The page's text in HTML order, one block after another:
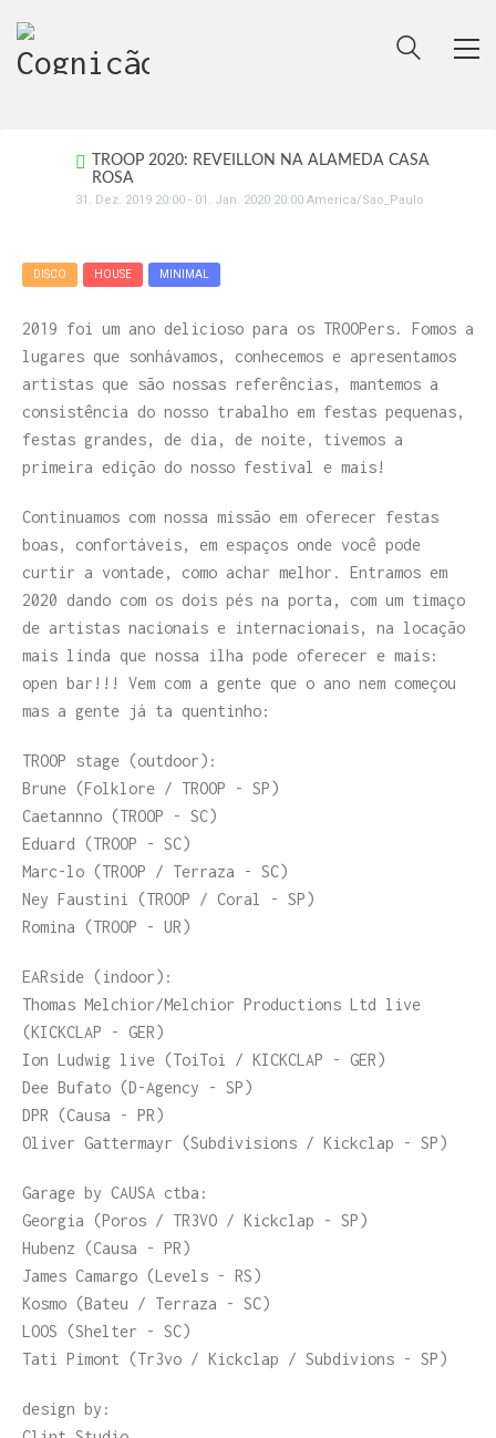
TROOP 2020: REVEILLON NA ALAMEDA CASA
ROSA
31 . Dez. 2019 20:00 - 01 . Jan. 2020 20:00 America/Sao_Paulo
DISCO HOUSE MINIMAL
2019 foi um ano delicioso para os TROOPers. Fomos a
lugares que sonhávamos, conhecemos e apresentamos
artistas que são nossas referências, mantemos a
consistência do nosso trabalho em festas pequenas,
festas grandes, de dia, de noite, tivemos a
primeira edição do nosso festival e mais!
Continuamos com nossa missão em oferecer festas
boas, confortáveis, em espaços onde você pode
curtir a vontade, como achar melhor. Entramos em
2020 dando com os dois pés na porta, com um timaço
de artistas nacionais e internacionais, na locação
mais linda que nossa ilha pode oferecer e mais:
open bar!!! Vem com a gente que o ano nem começou
mas a gente já ta quentinho:
TROOP stage (outdoor):
Brune (Folklore / TROOP - SP)
Caetannno (TROOP - SC)
Eduard (TROOP - SC)
Marc-lo (TROOP / Terraza - SC)
Ney Faustini (TROOP / Coral - SP)
Romina (TROOP - UR)
EARside (indoor):
Thomas Melchior/Melchior Productions Ltd live
(KICKCLAP - GER)
Ion Ludwig live (ToiToi / KICKCLAP - GER)
Dee Bufato (D-Agency - SP)
DPR (Causa - PR)
Oliver Gattermayr (Subdivisions / Kickclap - SP)
Garage by CAUSA ctba:
Georgia (Poros / TR3VO / Kickclap - SP)
Hubenz (Causa - PR)
James Camargo (Levels - RS)
Kosmo (Bateu / Terraza - SC)
LOOS (Shelter - SC)
Tati Pimont (Tr3vo / Kickclap / Subdivions - SP)
design by: